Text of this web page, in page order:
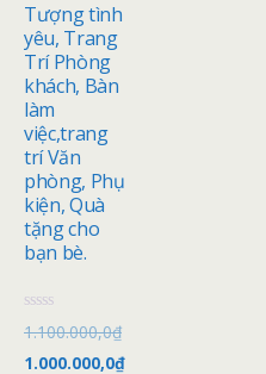
Tượng tình
yêu, Trang
Trí Phòng
khách, Bàn
làm
việc,trang
trí Văn
phòng, Phụ
kiện, Quà
tặng cho
bạn bè.
Đ
ư
ợ
1.100.000,0₫
1.000.000,0₫